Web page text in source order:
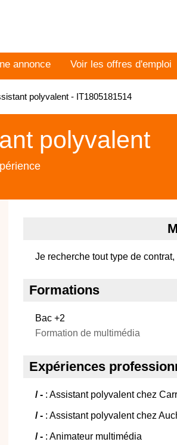
annonce Voir les offres d'emploi
polyvalent - IT1805181514
polyvalent
Je recherche tout type de
Formations
Bac +2
Formation de multimédia
Expériences
/ - : Assistant polyvalent chez
/ - : Assistant polyvalent chez
/ - : Animateur multimédia